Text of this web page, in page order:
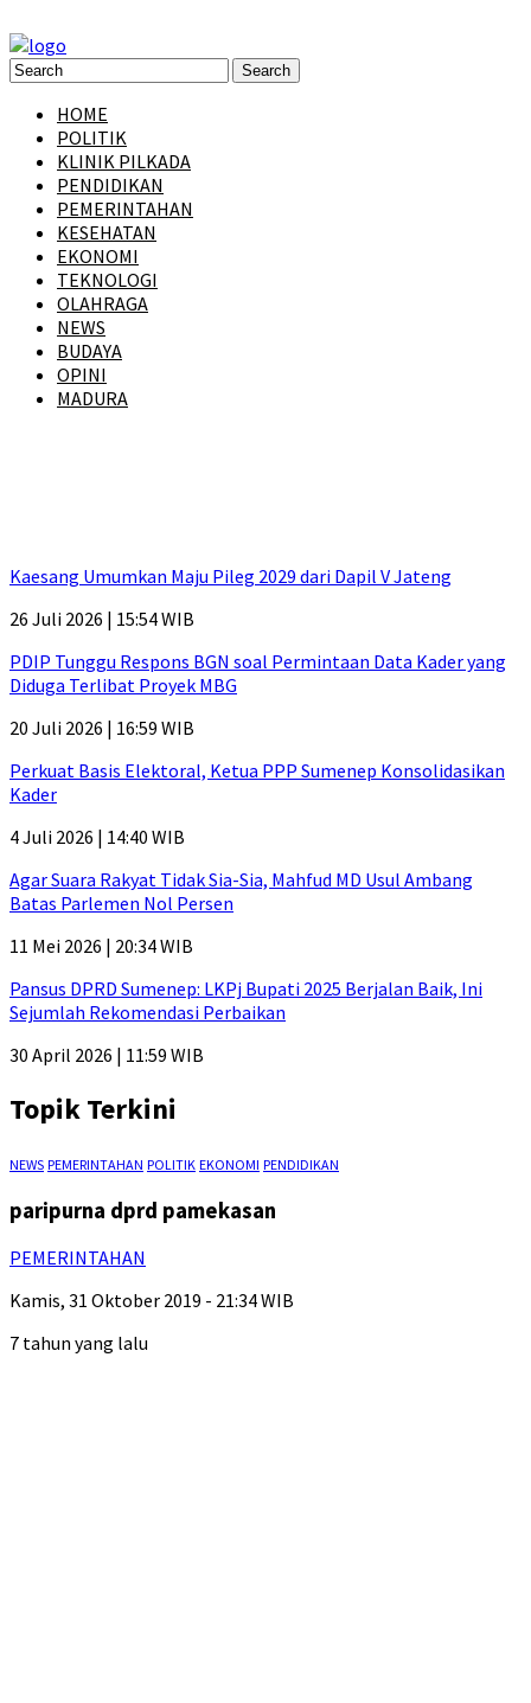
HOME
POLITIK
KLINIK PILKADA
PENDIDIKAN
PEMERINTAHAN
KESEHATAN
EKONOMI
TEKNOLOGI
OLAHRAGA
NEWS
BUDAYA
OPINI
MADURA
Kaesang Umumkan Maju Pileg 2029 dari Dapil V Jateng
26 Juli 2026 | 15:54 WIB
PDIP Tunggu Respons BGN soal Permintaan Data Kader yang
Diduga Terlibat Proyek MBG
20 Juli 2026 | 16:59 WIB
Perkuat Basis Elektoral, Ketua PPP Sumenep Konsolidasikan
Kader
4 Juli 2026 | 14:40 WIB
Agar Suara Rakyat Tidak Sia-Sia, Mahfud MD Usul Ambang
Batas Parlemen Nol Persen
11 Mei 2026 | 20:34 WIB
Pansus DPRD Sumenep: LKPj Bupati 2025 Berjalan Baik, Ini
Sejumlah Rekomendasi Perbaikan
30 April 2026 | 11:59 WIB
Topik Terkini
NEWS PEMERINTAHAN POLITIK EKONOMI PENDIDIKAN
paripurna dprd pamekasan
PEMERINTAHAN
Kamis, 31 Oktober 2019 - 21:34 WIB
7 tahun yang lalu